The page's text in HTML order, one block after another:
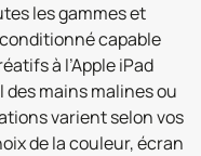
les gammes et
capable
à l’Apple iPad
mains malines ou
varient selon vos
de la couleur, écran